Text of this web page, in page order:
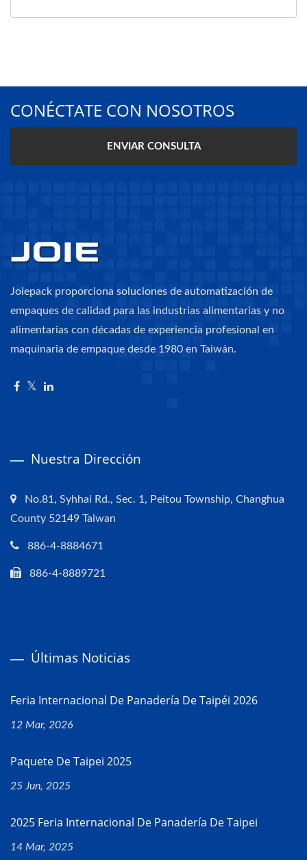
CONÉCTATE CON NOSOTROS
ENVIAR CONSULTA
Joiepack proporciona soluciones de automatización de
empaques de calidad para las industrias alimentarias y no
alimentarias con décadas de experiencia profesional en
maquinaria de empaque desde 1980 en Taiwán.
Nuestra Dirección
No.81, Syhhai Rd., Sec. 1, Peitou Township, Changhua
County 52149 Taiwan
886-4-8884671
886-4-8889721
Últimas Noticias
Feria Internacional De Panadería De Taipéi 2026
12 Mar, 2026
Paquete De Taipei 2025
25 Jun, 2025
2025 Feria Internacional De Panadería De Taipei
14 Mar, 2025